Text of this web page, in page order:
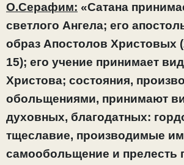
О.Серафим: «Сатана
светлого Ангела; его
образ Апостолов Христовых
15); его учение принимает
Христова; состояния,
обольщениями, принимают
духовных, благодатных:
тщеславие, производимые
самообольщение и прелесть